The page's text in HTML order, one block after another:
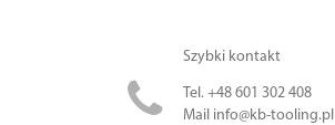
Szybki kontakt
Tel. +48 601 302 408
Mail info@kb-tooling.pl